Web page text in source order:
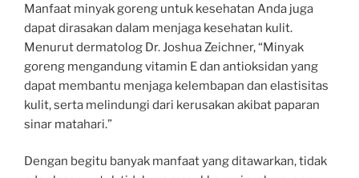
Manfaat minyak goreng untuk kesehatan Anda juga
dapat dirasakan dalam menjaga kesehatan kulit.
Menurut dermatolog Dr. Joshua Zeichner, “Minyak
goreng mengandung vitamin E dan antioksidan yang
dapat membantu menjaga kelembapan dan elastisitas
kulit, serta melindungi dari kerusakan akibat paparan
sinar matahari.”
Dengan begitu banyak manfaat yang ditawarkan, tidak